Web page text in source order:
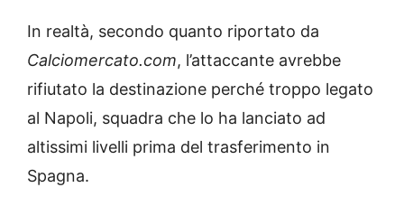
In realtà, secondo quanto riportato da
Calciomercato.com, l’attaccante avrebbe
rifiutato la destinazione perché troppo legato
al Napoli, squadra che lo ha lanciato ad
altissimi livelli prima del trasferimento in
Spagna.